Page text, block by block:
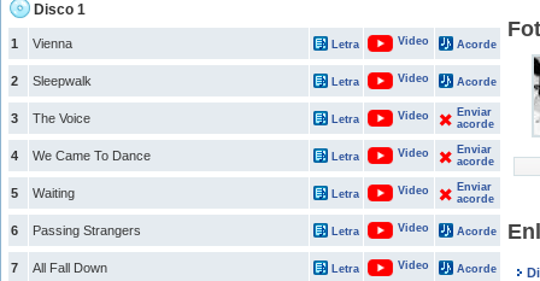
Disco 1
1 Vienna Letra Video Acorde
2 Sleepwalk Letra Video Acorde
3 The Voice Letra Video
Enviar
acorde
4 We Came To Dance Letra Video
Enviar
acorde
5 Waiting Letra Video
Enviar
acorde
6 Passing Strangers Letra Video Acorde
7 All Fall Down Letra Video Acorde